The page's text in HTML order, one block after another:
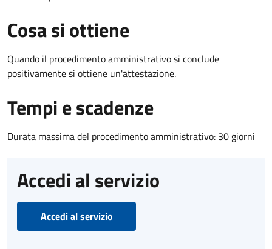
Cosa si ottiene
Quando il procedimento amministrativo si conclude
positivamente si ottiene un'attestazione.
Tempi e scadenze
Durata massima del procedimento amministrativo: 30 giorni
Accedi al servizio
Accedi al servizio